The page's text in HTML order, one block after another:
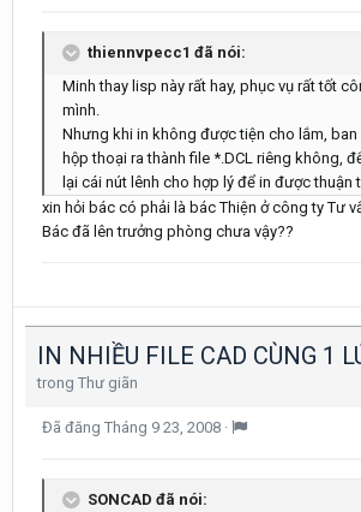
thiennvpecc1 đã nói:
Minh thay lisp này rất hay, phục vụ rất tốt
mình.
Nhưng khi in không được tiện cho lắm,
hộp thoại ra thành file *.DCL riêng không,
lại cái nút lênh cho hợp lý để in được thuận
xin hỏi bác có phải là bác Thiện ở công ty Tư
Bác đã lên trưởng phòng chưa vậy??
IN NHIỀU FILE CAD CÙNG 1
trong Thư giãn
Đã đăng Tháng 9 23, 2008 ·
SONCAD đã nói: